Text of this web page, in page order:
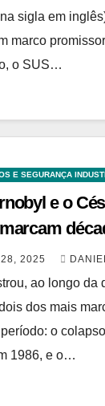
sigla em
marco
o SUS…
E SEGURANÇA
e o
2025
ao longo da
dos mais
o
1986, e o…